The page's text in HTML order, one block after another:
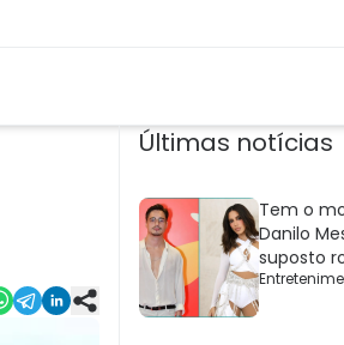
Últimas notícias
Tem o
Danilo
suposto